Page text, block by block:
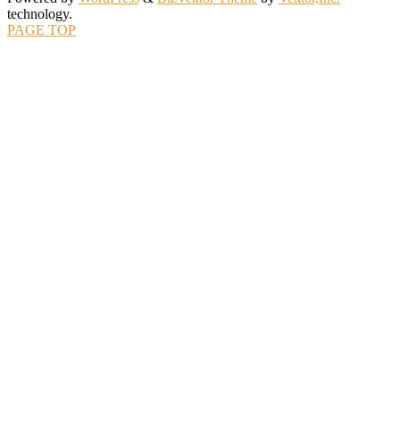
technology.
PAGE TOP